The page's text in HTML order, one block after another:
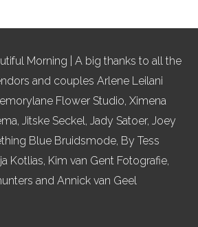
Morning | A big thanks to all the
and couples Arlene Leilani
Flower Studio, Ximena
Jitske Seckel, Jady Satoer, Joey
Blue Bruidsmode, By Tess
Kotlias, Kim van Gent Fotografie,
and Annick van Geel